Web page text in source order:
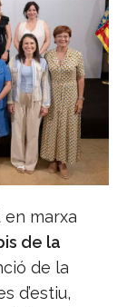
marxa
de la
de la
d’estiu,